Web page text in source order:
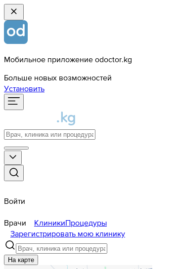
Мобильное приложение odoctor.kg
Больше новых возможностей
Установить
Войти
Врачи КлиникиПроцедуры
Зарегистрировать мою клинику
На карте